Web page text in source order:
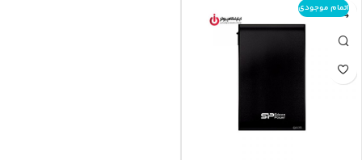
اتمام موجودی